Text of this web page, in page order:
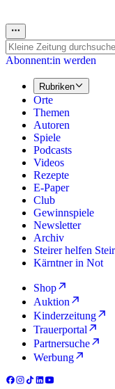
Abonnent:in werden
Rubriken
Orte
Themen
Autoren
Spiele
Podcasts
Videos
Rezepte
E-Paper
Club
Gewinnspiele
Newsletter
Archiv
Steirer helfen
Kärntner in Not
Shop
Auktion
Kinderzeitung
Trauerportal
Partnersuche
Werbung